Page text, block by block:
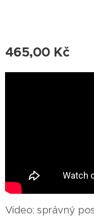
465,00 Kč
Video: správný